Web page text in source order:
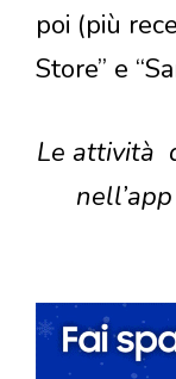
poi (più
Store” e
Le attività